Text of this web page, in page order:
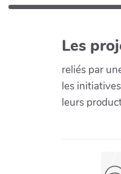
Les
reliés par
les
leurs